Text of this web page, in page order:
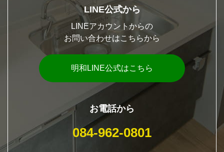
LINE公式から
LINEアカウントからの
お問い合わせはこちらから
明和LINE公式はこちら
お電話から
084-962-0801